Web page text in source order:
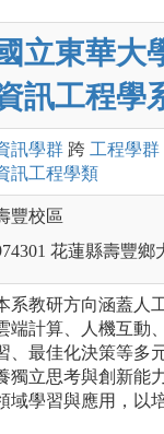
國立東華大
訊工程學
訊學群 跨 工程學群
訊工程學類
豐校區
花蓮縣壽豐鄉
系教研方向涵蓋人
端計算、人機互動
、最佳化決策等多
獨立思考與創新能
域學習與應用，以